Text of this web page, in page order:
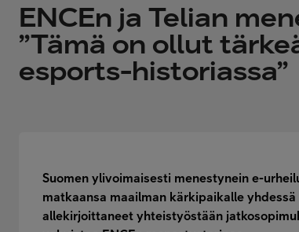
ENCEn ja Telian
”Tämä on ollut
esports-historiassa”
Suomen ylivoimaisesti menestynein e-
matkaansa maailman kärkipaikalle
allekirjoittaneet yhteistyöstään